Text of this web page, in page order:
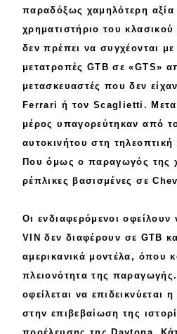
DRIVE Away
MOTO
Μεταχειρισμένο
Οδηγός αγοράς
Συμβουλές
Συμβουλές
ΚΤΕΟ
Οδική βοήθεια
παραδόξως χαμηλότερη αξία
χρηματιστήριο του
δεν πρέπει να συγχέονται με
μετατροπές GTB σε «GTS»
μετασκευαστές που δεν
Ferrari ή τον Scaglietti.
μέροςυπαγορεύτηκαν από
αυτοκινήτου στη τηλεοπτική
Που όμως ο παραγωγός της
ρέπλικες βασισμένες σε
Οι ενδιαφερόμενοι οφείλουν
VINδεν διαφέρουν σε GTB
αμερικανικά μοντέλα, όπου
πλειονότητα της
οφείλεται να επιδεικνύεται
στην επιβεβαίωση της